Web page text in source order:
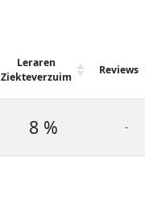
Leraren
Ziekteverzuim
Reviews
8 % -